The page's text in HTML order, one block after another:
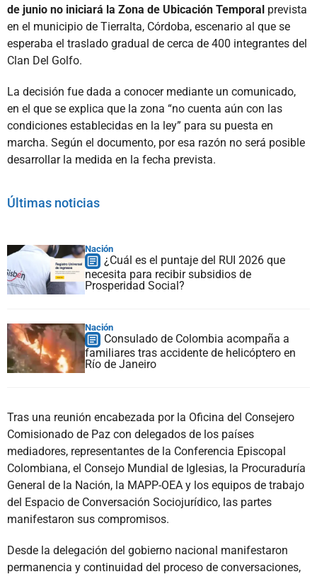
de junio no iniciará la Zona de Ubicación Temporal prevista
en el municipio de Tierralta, Córdoba, escenario al que se
esperaba el traslado gradual de cerca de 400 integrantes del
Clan Del Golfo.
La decisión fue dada a conocer mediante un comunicado,
en el que se explica que la zona “no cuenta aún con las
condiciones establecidas en la ley” para su puesta en
marcha. Según el documento, por esa razón no será posible
desarrollar la medida en la fecha prevista.
Últimas noticias
Nación
¿Cuál es el puntaje del RUI 2026 que
necesita para recibir subsidios de
Prosperidad Social?
Nación
Consulado de Colombia acompaña a
familiares tras accidente de helicóptero en
Río de Janeiro
Tras una reunión encabezada por la Oficina del Consejero
Comisionado de Paz con delegados de los países
mediadores, representantes de la Conferencia Episcopal
Colombiana, el Consejo Mundial de Iglesias, la Procuraduría
General de la Nación, la MAPP-OEA y los equipos de trabajo
del Espacio de Conversación Sociojurídico, las partes
manifestaron sus compromisos.
Desde la delegación del gobierno nacional manifestaron
permanencia y continuidad del proceso de conversaciones,